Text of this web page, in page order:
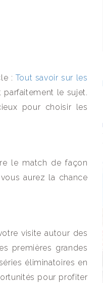
: Tout savoir sur les
le sujet.
pour choisir les
le match de façon
aurez la chance
visite autour des
premières grandes
éliminatoires en
pour profiter